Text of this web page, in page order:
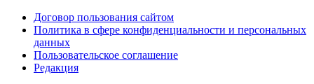
Договор пользования сайтом
Политика в сфере конфиденциальности и персональных
данных
Пользовательское соглашение
Редакция